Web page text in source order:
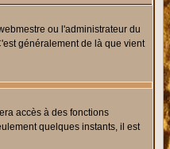
ou l'administrateur du
généralement de là que vient
accès à des fonctions
quelques instants, il est